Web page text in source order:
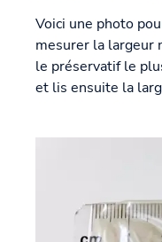
Voici une photo
mesurer la largeur
le préservatif le
et lis ensuite la